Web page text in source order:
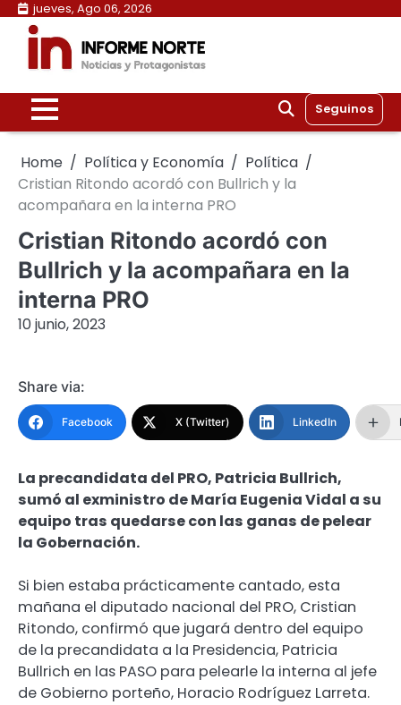
Skip
content
jueves, Ago 06, 2026
Seguinos
Home Política y Economía
Política
Cristian Ritondo acordó con Bullrich y la
acompañara en la interna PRO
Cristian Ritondo acordó con
Bullrich y la acompañara en la
interna PRO
10 junio, 2023
Share via:
Facebook X (Twitter) LinkedIn
La precandidata del PRO, Patricia Bullrich,
sumó al exministro de María Eugenia Vidal a su
equipo tras quedarse con las ganas de pelear
la Gobernación.
Si bien estaba prácticamente cantado, esta
mañana el diputado nacional del PRO, Cristian
Ritondo, confirmó que jugará dentro del equipo
de la precandidata a la Presidencia, Patricia
Bullrich en las PASO para pelearle la interna al jefe
de Gobierno porteño, Horacio Rodríguez Larreta.